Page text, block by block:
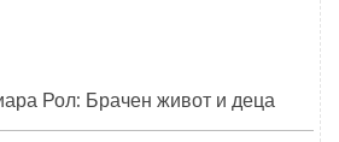
Рол: Брачен живот и деца